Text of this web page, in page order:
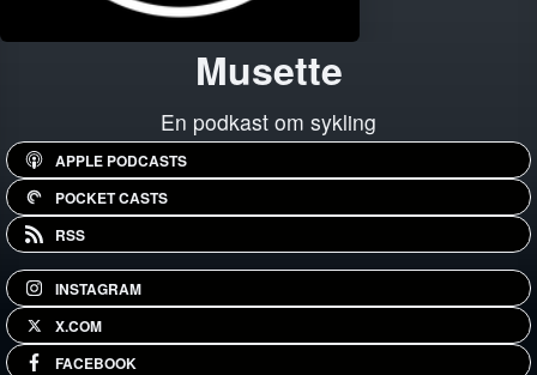
Musette
En podkast om sykling
APPLE PODCASTS
POCKET CASTS
RSS
INSTAGRAM
X.COM
FACEBOOK